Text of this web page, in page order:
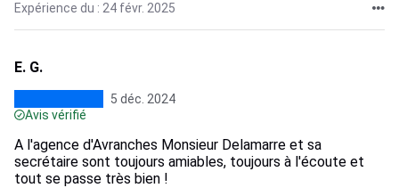
Expérience du : 24 févr. 2025
E. G.
5 déc. 2024
Avis vérifié
A l'agence d'Avranches Monsieur Delamarre et sa
secrétaire sont toujours amiables, toujours à l'écoute et
tout se passe très bien !